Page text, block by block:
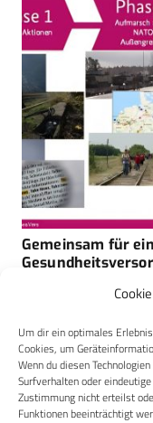
Um dir ein optimales
Cookies, um
Wenn du diesen
Surfverhalten oder
Zustimmung nicht erteilst
Funktionen beeinträchtigt
Gemeinsam für
Soldatinnen und